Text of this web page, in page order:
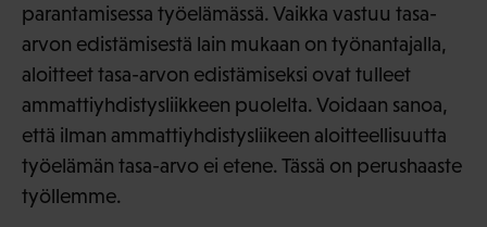
parantamisessa työelämässä. Vaikka vastuu tasa-
arvon edistämisestä lain mukaan on työnantajalla,
aloitteet tasa-arvon edistämiseksi ovat tulleet
ammattiyhdistysliikkeen puolelta. Voidaan sanoa,
että ilman ammattiyhdistysliikeen aloitteellisuutta
työelämän tasa-arvo ei etene. Tässä on perushaaste
työllemme.